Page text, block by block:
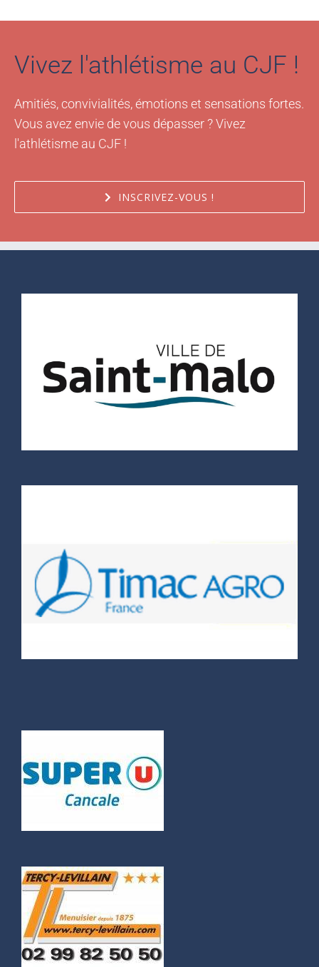
Vivez l'athlétisme au CJF !
Amitiés, convivialités, émotions et sensations fortes.
Vous avez envie de vous dépasser ? Vivez
l'athlétisme au CJF !
INSCRIVEZ-VOUS !